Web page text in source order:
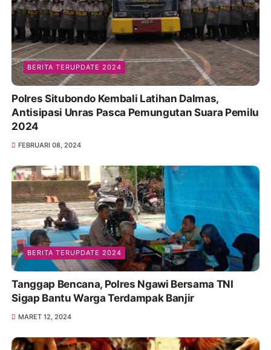
BERITA TERUPDATE 2024
Polres Situbondo Kembali Latihan Dalmas,
Antisipasi Unras Pasca Pemungutan Suara Pemilu
2024
FEBRUARI 08, 2024
BERITA TERUPDATE 2024
Tanggap Bencana, Polres Ngawi Bersama TNI
Sigap Bantu Warga Terdampak Banjir
MARET 12, 2024